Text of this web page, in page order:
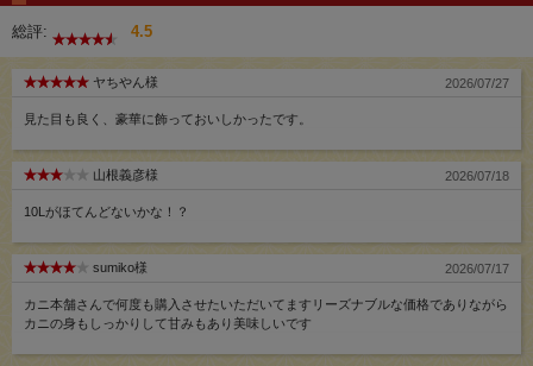
総評: 4.5
ヤちやん様 2026/07/27
見た目も良く、豪華に飾っておいしかったです。
山根義彦様 2026/07/18
10Lがほてんどないかな！？
sumiko様 2026/07/17
カニ本舗さんで何度も購入させたいただいてますリーズナブルな価格でありながら
カニの身もしっかりして甘みもあり美味しいです